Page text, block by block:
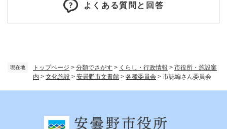
現在地 トップページ > 分類でさがす > くらし・行政情報 > 市役所・施設案
内 > 文化施設 > 安曇野市文書館 > 各種委員会 > 市誌編さん委員会
よくある質問と回答